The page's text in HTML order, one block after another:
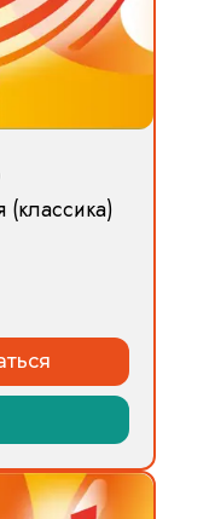
(классика)